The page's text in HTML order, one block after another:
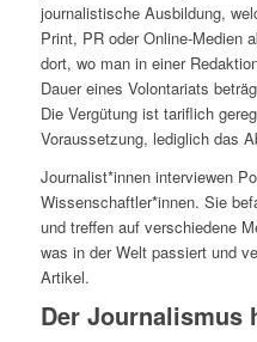
journalistische Ausbildung,
Print, PR oder Online-Medien
dort, wo man in einer
Dauer eines Volontariats
Die Vergütung ist tariflich
Voraussetzung, lediglich das
Journalist*innen interviewen
Wissenschaftler*innen. Sie
und treffen auf verschiedene
was in der Welt passiert und
Artikel.
Der Journalismus